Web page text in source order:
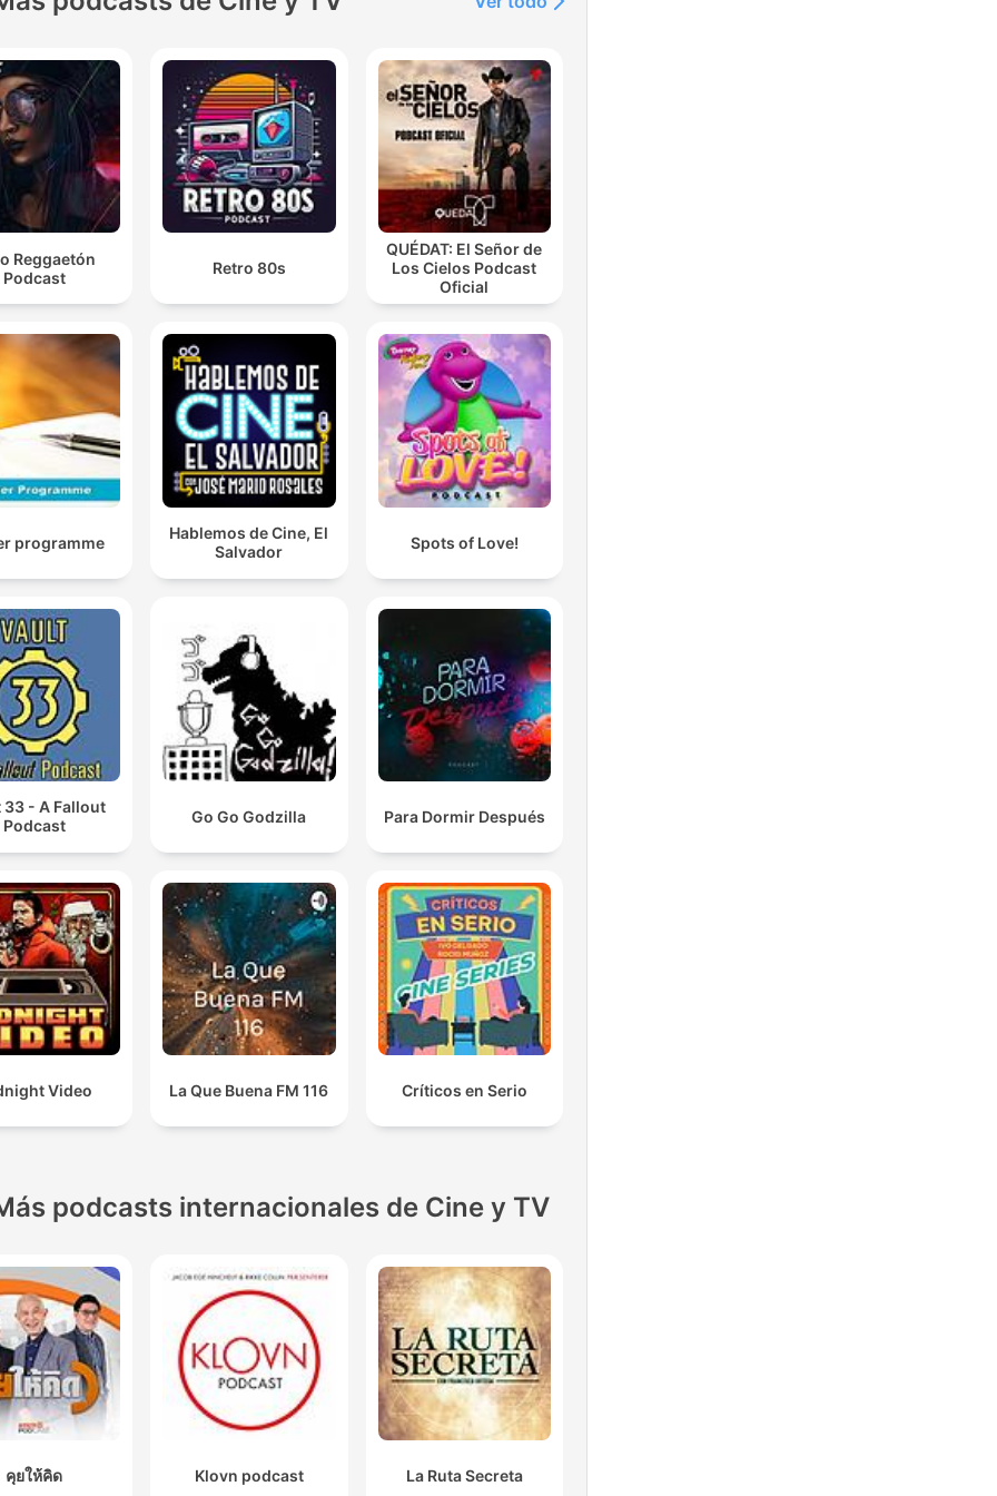
Reggaetón
Podcast
Retro 80s
QUÉDAT: El Señor de
Los Cielos Podcast
Oficial
programme
Hablemos de Cine, El
Salvador
Spots of Love!
33 - A Fallout
Podcast
Go Go Godzilla Para Dormir Después
Video La Que Buena FM 116 Críticos en Serio
podcasts internacionales de Cine y TV
คุยให้คิด Klovn podcast La Ruta Secreta